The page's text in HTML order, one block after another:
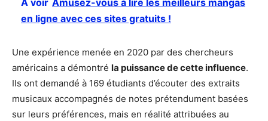
A voir Amusez-vous à lire les meilleurs mangas
en ligne avec ces sites gratuits !
Une expérience menée en 2020 par des chercheurs
américains a démontré la puissance de cette influence.
Ils ont demandé à 169 étudiants d’écouter des extraits
musicaux accompagnés de notes prétendument basées
sur leurs préférences, mais en réalité attribuées au